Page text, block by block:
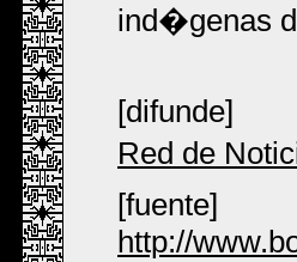
ind�genas
[difunde]
Red de
[fuente]
http://